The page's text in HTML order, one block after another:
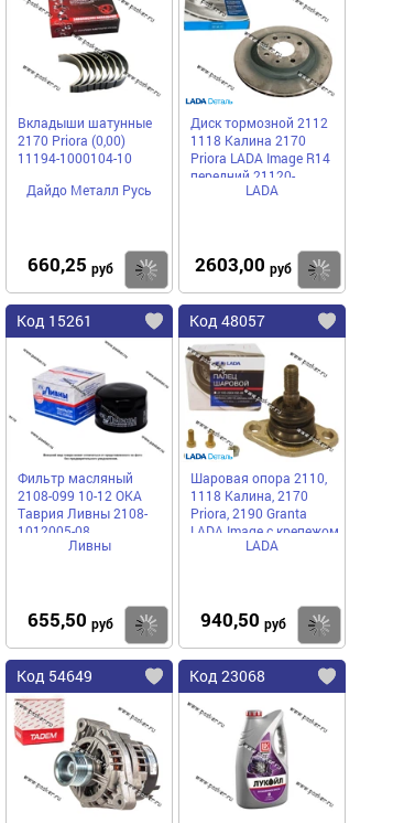
Вкладыши шатунные
2170 Priora (0,00)
11194-1000104-10
Дайдо Металл Русь
660,25 руб Купить
Диск тормозной 2112
1118 Калина 2170
Priora LADA Image R14
передний 21120-
3501070-02LADA
2603,00 руб
Код 15261
Фильтр масляный
2108-099 10-12 ОКА
Таврия Ливны 2108-
1012005-08
Ливны
655,50 руб Купить
Код 48057
Шаровая опора 2110,
1118 Калина, 2170
Priora, 2190 Granta
LADA Image с крепежом
LADA
940,50 руб
Код 54649 Код 23068